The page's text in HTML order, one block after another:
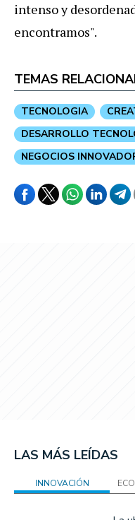
intenso y
encontramos".
TEMAS
TECNOLOGIA
DESARROLLO
NEGOCIOS
LAS MÁS LEÍDAS
INNOVACIÓN